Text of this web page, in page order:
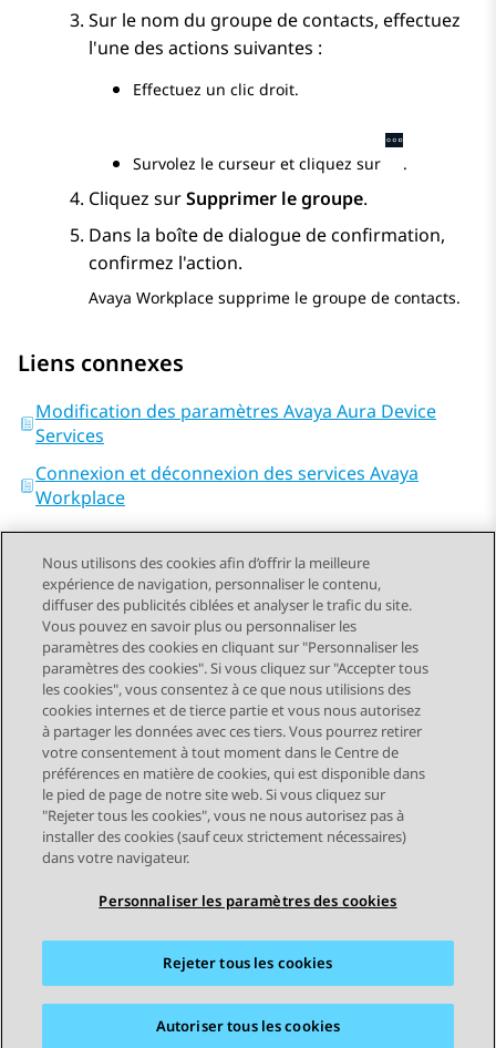
Sur le nom du groupe de contacts, effectuez
l'une des actions suivantes :
Effectuez un clic droit.
Survolez le curseur et cliquez sur .
Cliquez surSupprimer le groupe.
Dans la boîte de dialogue de confirmation,
confirmez l'action.
Avaya Workplace supprime le groupe de contacts.
Liens connexes
Modification des paramètres Avaya Aura Device
Services
Connexion et déconnexion des services Avaya
Workplace
Send Feedback
Navigation par sujet
Sujet précédent Sujet suivant
STAY CONNECTED
Conditions d'utilisation
© 2026 Avaya LLC
Nous utilisons des cookies afin d’offrir la meilleure
expérience de navigation, personnaliser le contenu,
diffuser des publicités ciblées et analyser le trafic du site.
Vous pouvez en savoir plus ou personnaliser les
paramètres des cookies en cliquant sur "Personnaliser les
paramètres des cookies". Si vous cliquez sur "Accepter tous
les cookies", vous consentez à ce que nous utilisions des
cookies internes et de tierce partie et vous nous autorisez
à partager les données avec ces tiers. Vous pourrez retirer
votre consentement à tout moment dans le Centre de
préférences en matière de cookies, qui est disponible dans
le pied de page de notre site web. Si vous cliquez sur
"Rejeter tous les cookies", vous ne nous autorisez pas à
installer des cookies (sauf ceux strictement nécessaires)
dans votre navigateur.
Personnaliser les paramètres des cookies
Rejeter tous les cookies
Autoriser tous les cookies